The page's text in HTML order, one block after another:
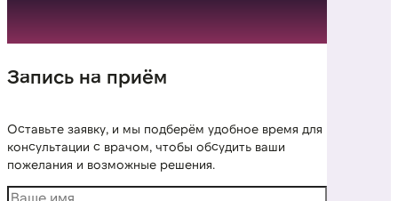
Запись на приём
Оставьте заявку, и мы подберём удобное время для
консультации с врачом, чтобы обсудить ваши
пожелания и возможные решения.